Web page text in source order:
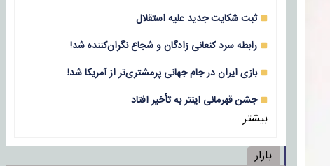
ثبت شکایت جدید علیه استقلال
رابطه سرد کنعانی زادگان و شجاع نگران‌کننده شد!
بازی‌ ایران در جام جهانی پرمشتری‌تر از آمریکا شد!
جشن قهرمانی اینتر به تأخیر افتاد
بیشتر
بازار